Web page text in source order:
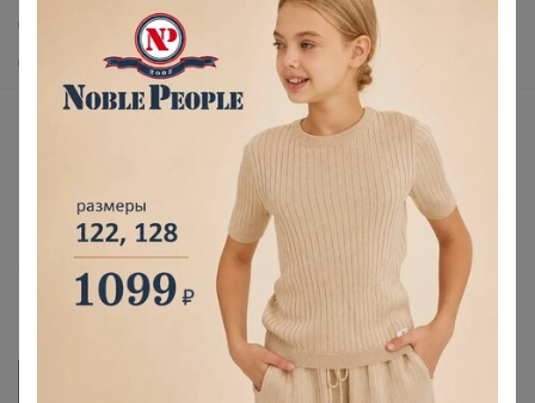
Самое желанное
Самое быстрое
Начать зарабатывать с 24-ok
Picabox.ru - Лучшее место для ваших изображений
Розыгрыш - Генератор случайных чисел
Пульс нашего маркетплейса
Укорачиватель ссылок